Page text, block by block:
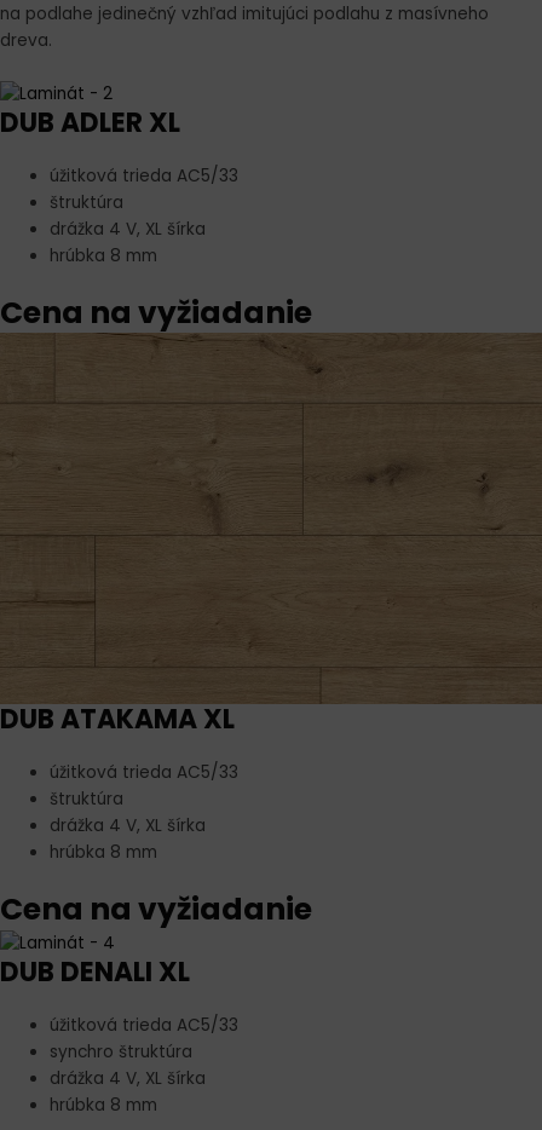
na podlahe jedinečný vzhľad imitujúci podlahu z masívneho
dreva.
DUB ADLER XL
úžitková trieda AC5/33
štruktúra
drážka 4 V, XL šírka
hrúbka 8 mm
Cena na vyžiadanie
DUB ATAKAMA XL
úžitková trieda AC5/33
štruktúra
drážka 4 V, XL šírka
hrúbka 8 mm
Cena na vyžiadanie
DUB DENALI XL
úžitková trieda AC5/33
synchro štruktúra
drážka 4 V, XL šírka
hrúbka 8 mm